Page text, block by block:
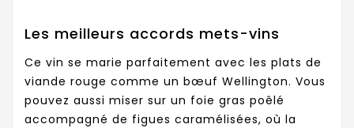
Les meilleurs accords mets-vins
Ce vin se marie parfaitement avec les plats de
viande rouge comme un bœuf Wellington. Vous
pouvez aussi miser sur un foie gras poêlé
accompagné de figues caramélisées, où la